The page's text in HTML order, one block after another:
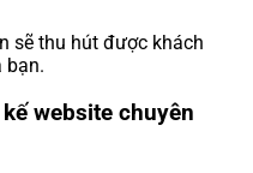
sẽ thu hút được khách
bạn.
website chuyên